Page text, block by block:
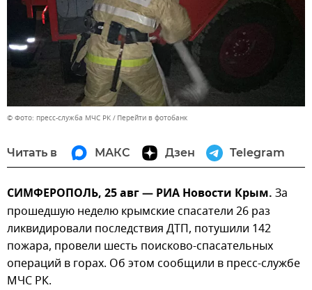
© Фото: пресс-служба МЧС РК Перейти в фотобанк
Читать в МАКС Дзен Telegram
СИМФЕРОПОЛЬ, 25 авг — РИА Новости Крым. За
прошедшую неделю крымские спасатели 26 раз
ликвидировали последствия ДТП, потушили 142
пожара, провели шесть поисково-спасательных
операций в горах. Об этом сообщили в пресс-службе
МЧС РК.